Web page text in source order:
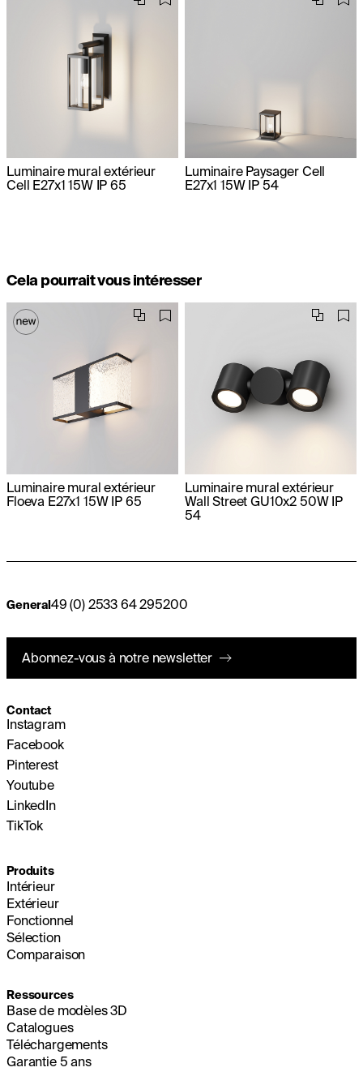
Luminaire mural extérieur
Cell E27x1 15W IP 65
Luminaire Paysager Cell
E27x1 15W IP 54
Cela pourrait vous intéresser
Luminaire mural extérieur
Floeva E27x1 15W IP 65
Luminaire mural extérieur
Wall Street GU10x2 50W IP
54
General 49 (0) 2533 64 295200
Abonnez-vous à notre newsletter
Contact
Instagram
Facebook
Pinterest
Youtube
LinkedIn
TikTok
Produits
Intérieur
Extérieur
Fonctionnel
Sélection
Comparaison
Ressources
Base de modèles 3D
Catalogues
Téléchargements
Garantie 5 ans